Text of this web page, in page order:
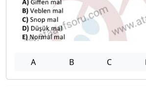
A B C